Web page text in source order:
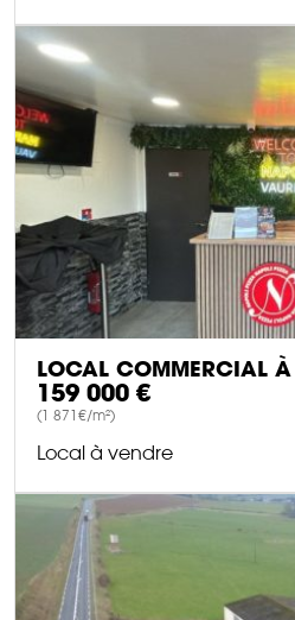
DÉCOUVRIR CE BIEN
LOCAL COMMERCIAL
159 000 €
(1 871€/m²)
Local à vendre
DÉCOUVRIR CE BIEN